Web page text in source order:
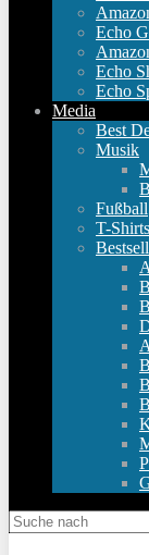
Echo
Echo
Echo
Media
Best
Musik
Fußball
T-